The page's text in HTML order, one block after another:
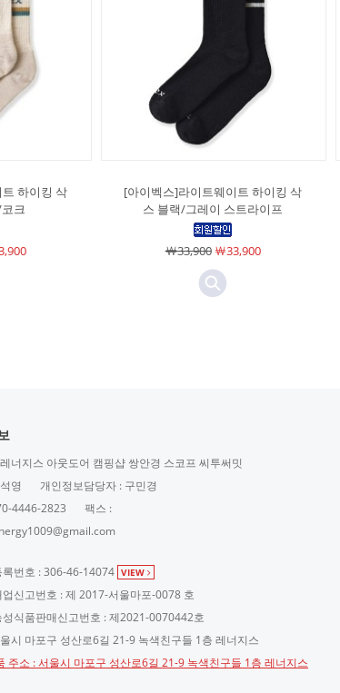
하이킹 삭
크
[아이벡스]라이트웨이트 하이킹 삭
스 블랙/그레이 스트라이프
￦33,900￦33,900
너지스 아웃도어 캠핑샵 쌍안경 스코프 씨투써밋
영
개인정보담당자 : 구민경
4446-2823
팩스 :
록번호 : 306-46-14074 VIEW
업신고번호 : 제 2017-서울마포-0078 호
성식품판매신고번호 : 제2021-0070442호
시 마포구 성산로6길 21-9 녹색친구들 1층 레너지스
주소 : 서울시 마포구 성산로6길 21-9 녹색친구들 1층 레너지스